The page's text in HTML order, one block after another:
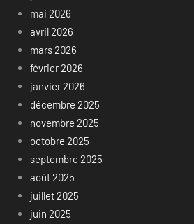
mai 2026
avril 2026
mars 2026
février 2026
janvier 2026
décembre 2025
novembre 2025
octobre 2025
septembre 2025
août 2025
juillet 2025
juin 2025